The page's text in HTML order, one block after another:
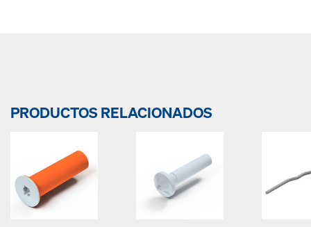
PRODUCTOS RELACIONADOS